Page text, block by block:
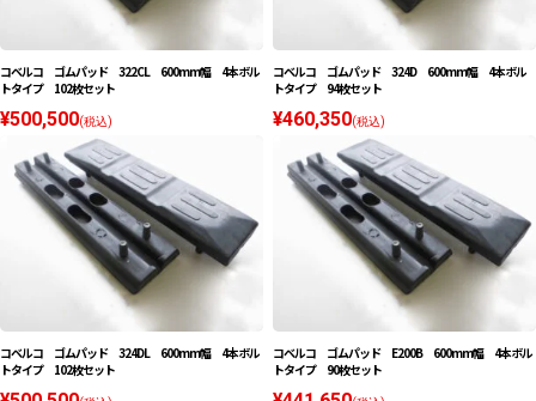
コベルコ ゴムパッド 322CL 600mm幅 4本ボル
トタイプ 102枚セット
¥500,500(税込)
コベルコ ゴムパッド 324D 600mm幅 4本ボル
トタイプ 94枚セット
¥460,350(税込)
コベルコ ゴムパッド 324DL 600mm幅 4本ボル
トタイプ 102枚セット
コベルコ ゴムパッド E200B 600mm幅 4本ボル
トタイプ 90枚セット